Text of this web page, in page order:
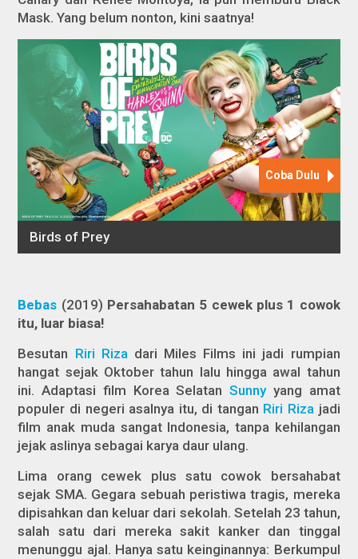
Mask. Yang belum nonton, kini saatnya!
Bebas (2019) Persahabatan 5 cewek plus 1 cowok
itu, luar biasa!
Besutan Riri Rizadari Miles Films ini jadi rumpian
hangat sejak Oktober tahun lalu hingga awal tahun
ini. Adaptasi film Korea SelatanSunny yang amat
populer di negeri asalnya itu, di tangan Riri Riza jadi
film anak muda sangat Indonesia, tanpa kehilangan
jejak aslinya sebagai karya daur ulang.
Lima orang cewek plus satu cowok bersahabat
sejak SMA. Gegara sebuah peristiwa tragis, mereka
dipisahkan dan keluar dari sekolah. Setelah 23 tahun,
salah satu dari mereka sakit kanker dan tinggal
menunggu ajal. Hanya satu keinginannya: Berkumpul